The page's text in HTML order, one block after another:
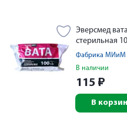
Эверсмед
стерильная
Фабрика МИиМ
В наличии
115 ₽
В